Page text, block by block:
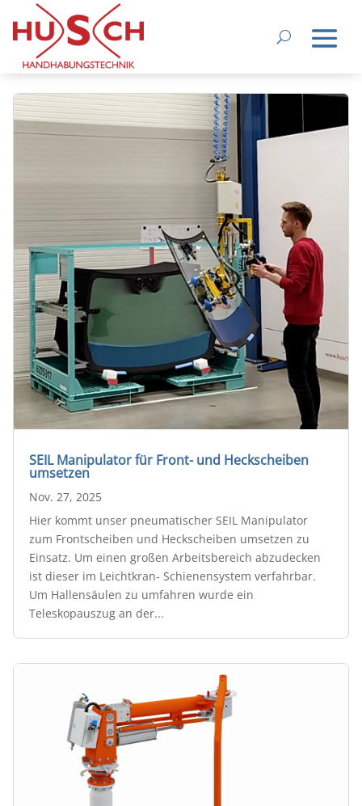
SEIL Manipulator für Front- und Heckscheiben
umsetzen
Nov. 27, 2025
Hier kommt unser pneumatischer SEIL Manipulator
zum Frontscheiben und Heckscheiben umsetzen zu
Einsatz. Um einen großen Arbeitsbereich abzudecken
ist dieser im Leichtkran- Schienensystem verfahrbar.
Um Hallensäulen zu umfahren wurde ein
Teleskopauszug an der...